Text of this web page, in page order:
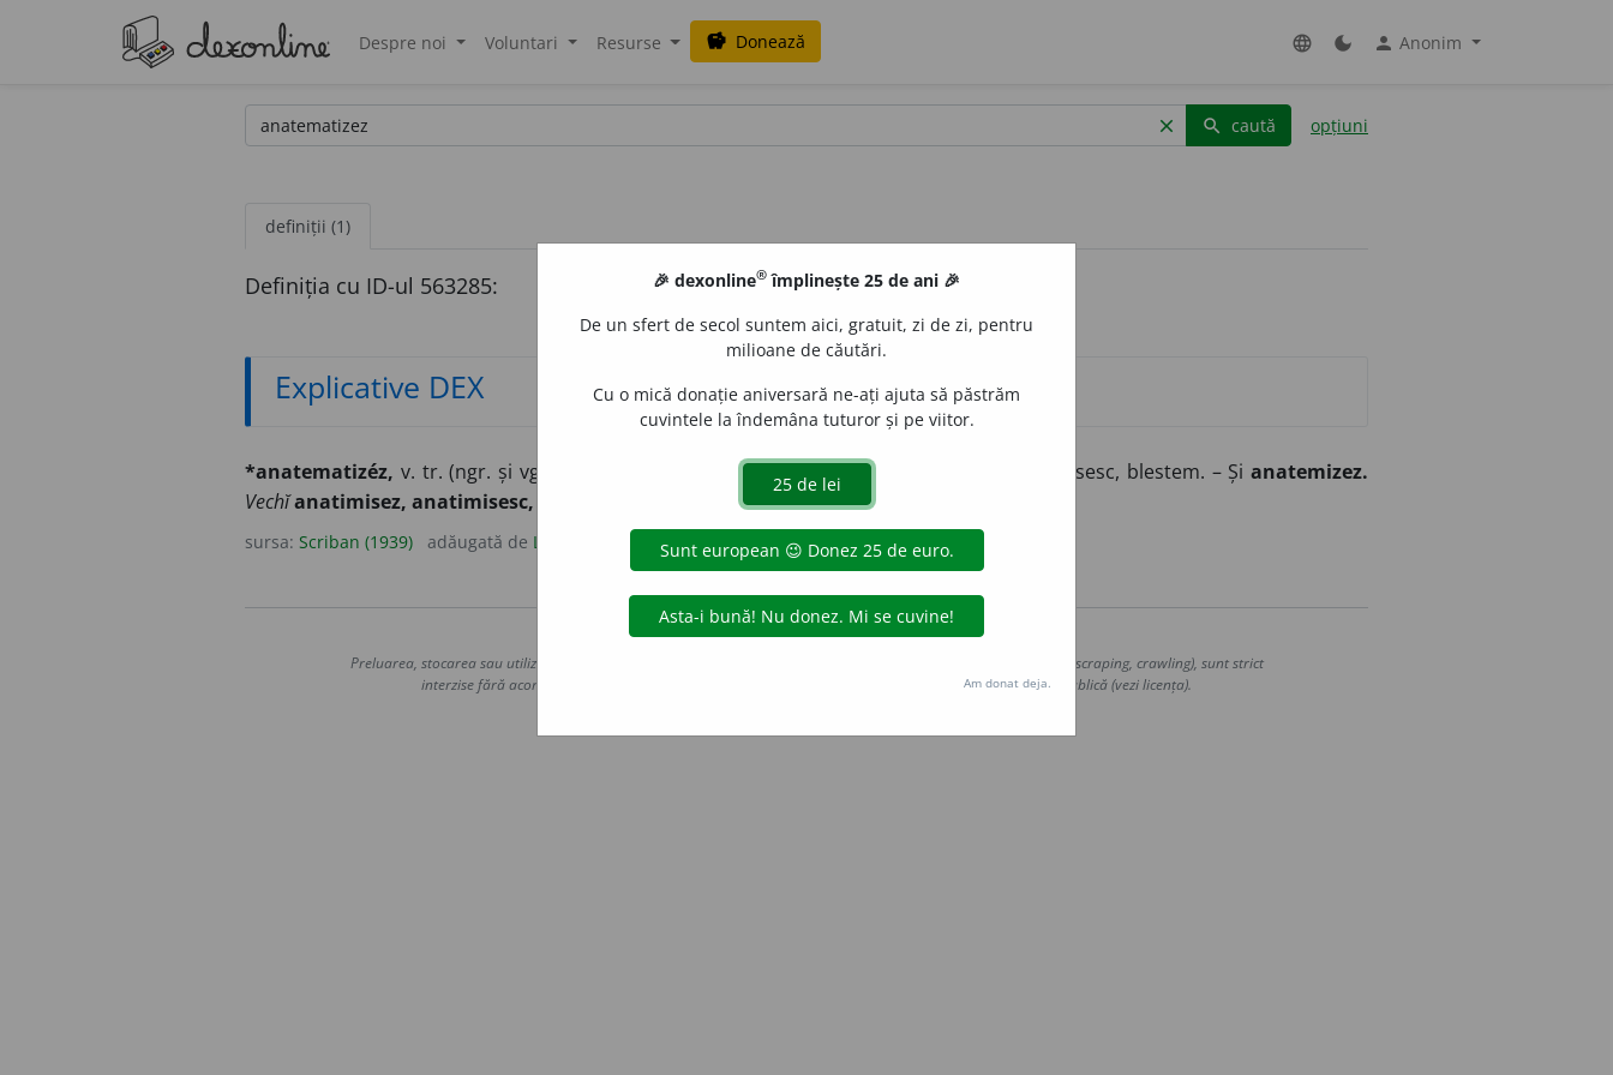
Despre noi Voluntari Resurse savings Donează language dark_mode person Anonim
clear search caută opțiuni
definiții (1)
Definiția cu ID-ul 563285:
Explicative DEX
*anatematizéz, v. tr. (ngr. și vgr. anathématiser.Cp. cu ). Afurisesc, blestem. – Și anatemizez.
Vechĭanatimisez, anatimisesc, anatematizesc anatematisesc.
sursa: Scriban (1939) adăugată de LauraGellner acțiuni
Copyright © 2004-2026 dexonline (https://dexonline.ro)
Preluarea, stocarea sau utilizarea datelor de pe acest site, inclusiv prin orice metode de extragere automată (web scraping, crawling), sunt strict
interzise fără acordul nostru prealabil scris, cu excepția seturilor de date oferite oficial spre utilizare publică (vezi licența).
🎉 dexonline® împlinește 25 de ani 🎉
De un sfert de secol suntem aici, gratuit, zi de zi, pentru
milioane de căutări.
Cu o mică donație aniversară ne-ați ajuta să păstrăm
cuvintele la îndemâna tuturor și pe viitor.
Am donat deja.